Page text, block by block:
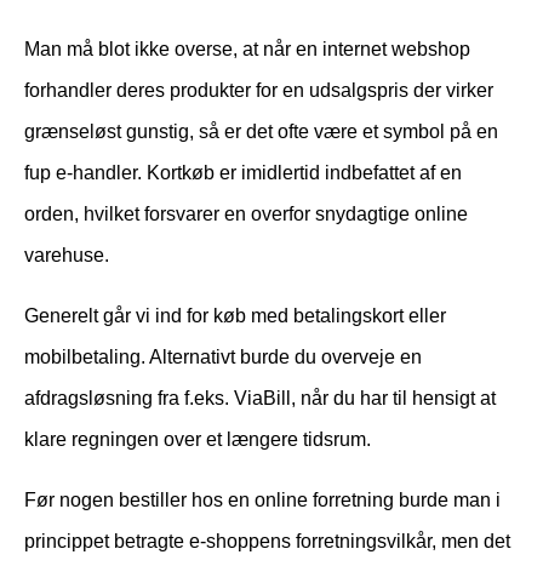
Man må blot ikke overse, at når en internet webshop
forhandler deres produkter for en udsalgspris der virker
grænseløst gunstig, så er det ofte være et symbol på en
fup e-handler. Kortkøb er imidlertid indbefattet af en
orden, hvilket forsvarer en overfor snydagtige online
varehuse.
Generelt går vi ind for køb med betalingskort eller
mobilbetaling. Alternativt burde du overveje en
afdragsløsning fra f.eks. ViaBill, når du har til hensigt at
klare regningen over et længere tidsrum.
Før nogen bestiller hos en online forretning burde man i
princippet betragte e-shoppens forretningsvilkår, men det